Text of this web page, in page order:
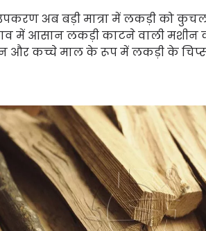
अब बड़ी मात्रा में लकड़ी को
में आसान लकड़ी काटने वाली मशीन
और कच्चे माल के रूप में लकड़ी के